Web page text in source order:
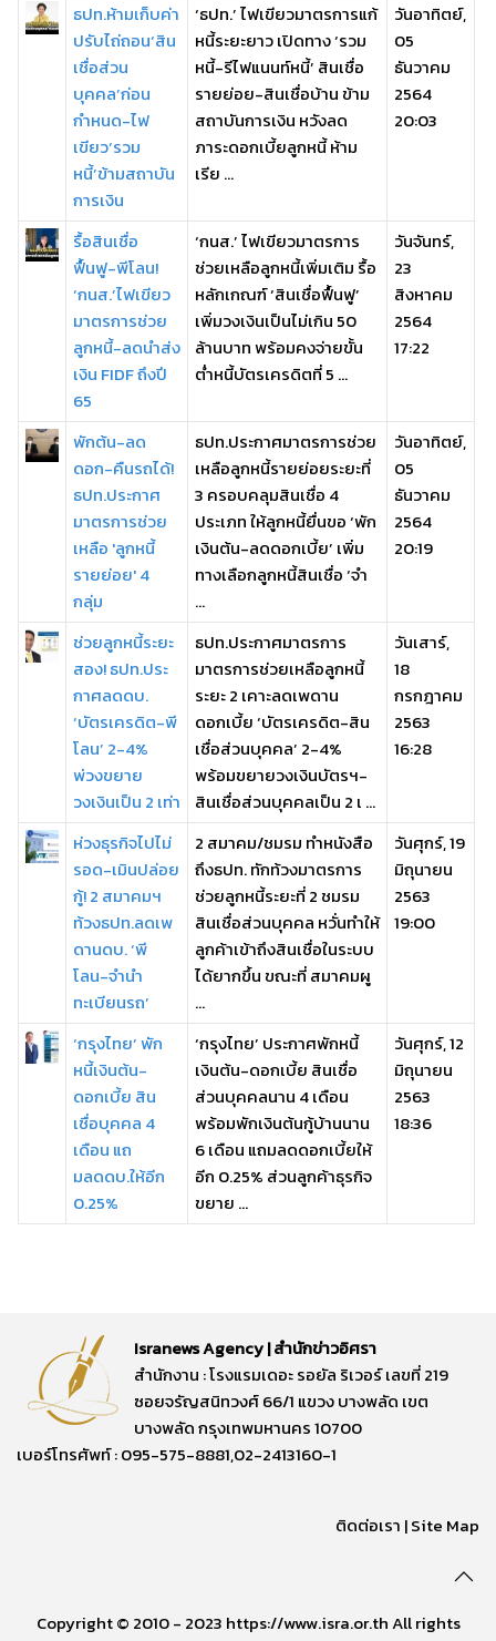
ธปท.ห้ามเก็บค่า
ปรับไถ่ถอน‘สิน
เชื่อส่วน
บุคคล’ก่อน
กำหนด-ไฟ
เขียว‘รวม
หนี้’ข้ามสถาบัน
การเงิน
‘ธปท.’ ไฟเขียวมาตรการแก้
หนี้ระยะยาว เปิดทาง ‘รวม
หนี้-รีไฟแนนท์หนี้’ สินเชื่อ
รายย่อย-สินเชื่อบ้าน ข้าม
สถาบันการเงิน หวังลด
ภาระดอกเบี้ยลูกหนี้ ห้าม
เรีย ...
วันอาทิตย์,
05
ธันวาคม
2564
20:03
รื้อสินเชื่อ
ฟื้นฟู-พีโลน!
‘กนส.’ไฟเขียว
มาตรการช่วย
ลูกหนี้-ลดนำส่ง
เงิน FIDF ถึงปี
65
‘กนส.’ ไฟเขียวมาตรการ
ช่วยเหลือลูกหนี้เพิ่มเติม รื้อ
หลักเกณฑ์ ‘สินเชื่อฟื้นฟู’
เพิ่มวงเงินเป็นไม่เกิน 50
ล้านบาท พร้อมคงจ่ายขั้น
ต่ำหนี้บัตรเครดิตที่ 5 ...
วันจันทร์,
23
สิงหาคม
2564
17:22
พักต้น-ลด
ดอก-คืนรถได้!
ธปท.ประกาศ
มาตรการช่วย
เหลือ 'ลูกหนี้
รายย่อย' 4
กลุ่ม
ธปท.ประกาศมาตรการช่วย
เหลือลูกหนี้รายย่อยระยะที่
3 ครอบคลุมสินเชื่อ 4
ประเภท ให้ลูกหนี้ยื่นขอ ‘พัก
เงินต้น-ลดดอกเบี้ย’ เพิ่ม
ทางเลือกลูกหนี้สินเชื่อ ‘จำ
...
วันอาทิตย์,
05
ธันวาคม
2564
20:19
ช่วยลูกหนี้ระยะ
สอง! ธปท.ประ
กาศลดดบ.
‘บัตรเครดิต-พี
โลน’ 2-4%
พ่วงขยาย
วงเงินเป็น 2 เท่า
ธปท.ประกาศมาตรการ
มาตรการช่วยเหลือลูกหนี้
ระยะ 2 เคาะลดเพดาน
ดอกเบี้ย ‘บัตรเครดิต-สิน
เชื่อส่วนบุคคล’ 2-4%
พร้อมขยายวงเงินบัตรฯ-
สินเชื่อส่วนบุคคลเป็น 2 เ ...
วันเสาร์,
18
กรกฎาคม
2563
16:28
ห่วงธุรกิจไปไม่
รอด-เมินปล่อย
กู้! 2 สมาคมฯ
ท้วงธปท.ลดเพ
ดานดบ. ‘พี
โลน-จำนำ
ทะเบียนรถ’
2 สมาคม/ชมรม ทำหนังสือ
ถึงธปท. ทักท้วงมาตรการ
ช่วยลูกหนี้ระยะที่ 2 ชมรม
สินเชื่อส่วนบุคคล หวั่นทำให้
ลูกค้าเข้าถึงสินเชื่อในระบบ
ได้ยากขึ้น ขณะที่ สมาคมผู
...
วันศุกร์, 19
มิถุนายน
2563
19:00
‘กรุงไทย’ พัก
หนี้เงินต้น-
ดอกเบี้ย สิน
เชื่อบุคคล 4
เดือน แถ
มลดดบ.ให้อีก
0.25%
‘กรุงไทย’ ประกาศพักหนี้
เงินต้น-ดอกเบี้ย สินเชื่อ
ส่วนบุคคลนาน 4 เดือน
พร้อมพักเงินต้นกู้บ้านนาน
6 เดือน แถมลดดอกเบี้ยให้
อีก 0.25% ส่วนลูกค้าธุรกิจ
ขยาย ...
วันศุกร์, 12
มิถุนายน
2563
18:36
Isranews Agency | สำนักข่าวอิศรา
สำนักงาน : โรงแรมเดอะ รอยัล ริเวอร์ เลขที่ 219
ซอยจรัญสนิทวงศ์ 66/1 แขวง บางพลัด เขต
บางพลัด กรุงเทพมหานคร 10700
เบอร์โทรศัพท์ : 095-575-8881,02-2413160-1
ติดต่อเรา |Site Map
Copyright © 2010 - 2023 https://www.isra.or.th All rights